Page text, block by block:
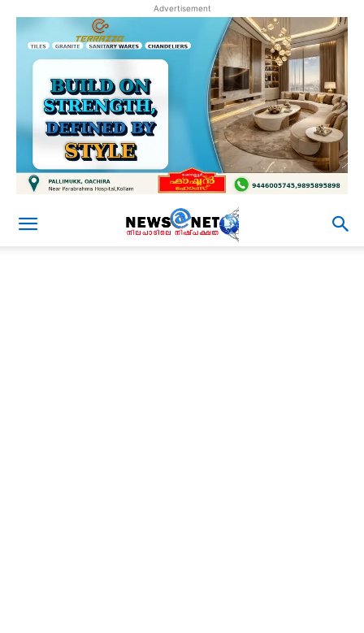
Advertisement